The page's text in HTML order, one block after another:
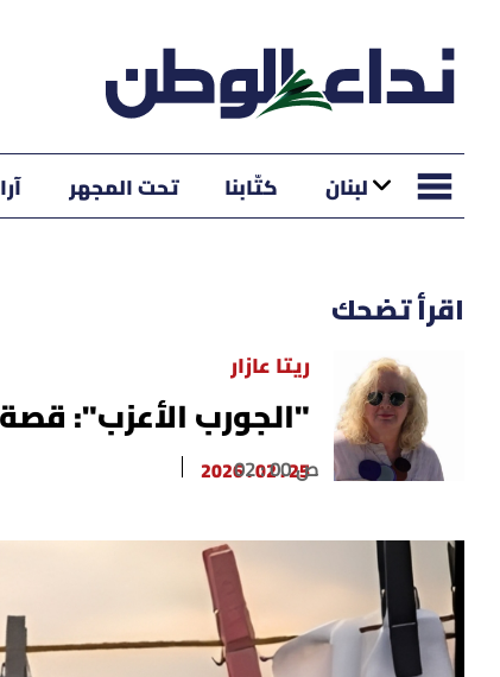
لبنان كتّابنا تحت المجهر
اقرأ تضحك
ريتا عازار
"الجورب الأعزب":
25 . 02 . 2026
02 : 00 ص